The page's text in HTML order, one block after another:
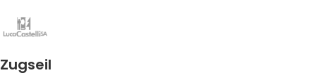
Zugseil